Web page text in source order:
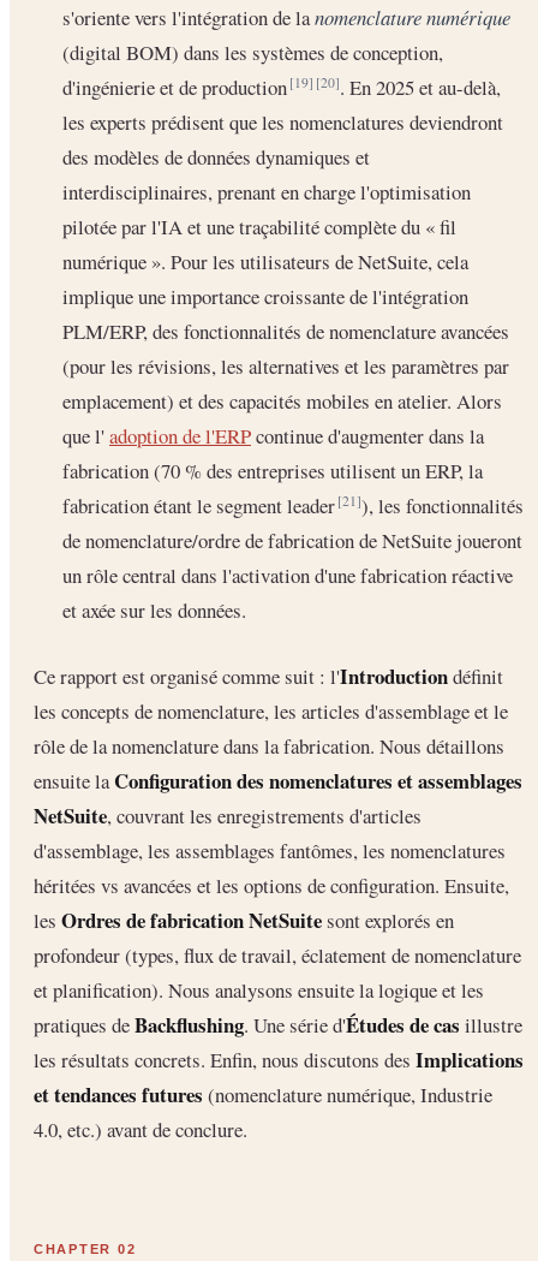
s'oriente vers l'intégration de lanomenclature numérique
(digital BOM) dans les systèmes de conception,
d'ingénierie et de production[19] [20]. En 2025 et au-delà,
les experts prédisent que les nomenclatures deviendront
des modèles de données dynamiques et
interdisciplinaires, prenant en charge l'optimisation
pilotée par l'IA et une traçabilité complète du « fil
numérique ». Pour les utilisateurs de NetSuite, cela
implique une importance croissante de l'intégration
PLM/ERP, des fonctionnalités de nomenclature avancées
(pour les révisions, les alternatives et les paramètres par
emplacement) et des capacités mobiles en atelier. Alors
que l'adoption de l'ERPcontinue d'augmenter dans la
fabrication (70 % des entreprises utilisent un ERP, la
fabrication étant le segment leader[21]), les fonctionnalités
de nomenclature/ordre de fabrication de NetSuite joueront
un rôle central dans l'activation d'une fabrication réactive
et axée sur les données.
Ce rapport est organisé comme suit : l'Introductiondéfinit
les concepts de nomenclature, les articles d'assemblage et le
rôle de la nomenclature dans la fabrication. Nous détaillons
ensuite laConfiguration des nomenclatures et assemblages
NetSuite, couvrant les enregistrements d'articles
d'assemblage, les assemblages fantômes, les nomenclatures
héritées vs avancées et les options de configuration. Ensuite,
les Ordres de fabrication NetSuitesont explorés en
profondeur (types, flux de travail, éclatement de nomenclature
et planification). Nous analysons ensuite la logique et les
pratiques deBackflushing. Une série d'Études de cas illustre
les résultats concrets. Enfin, nous discutons des Implications
et tendances futures (nomenclature numérique, Industrie
4.0, etc.) avant de conclure.